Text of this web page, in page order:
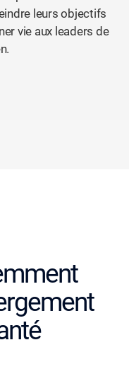
leurs objectifs
vie aux leaders de